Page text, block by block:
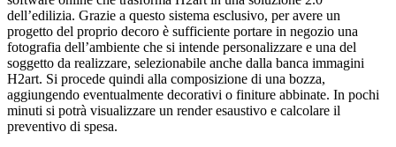
dell’edilizia. Grazie a questo sistema esclusivo, per avere un
progetto del proprio decoro è sufficiente portare in negozio una
fotografia dell’ambiente che si intende personalizzare e una del
soggetto da realizzare, selezionabile anche dalla banca immagini
H2art. Si procede quindi alla composizione di una bozza,
aggiungendo eventualmente decorativi o finiture abbinate. In pochi
minuti si potrà visualizzare un render esaustivo e calcolare il
preventivo di spesa.